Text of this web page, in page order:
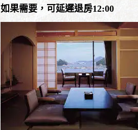
如果需要，可延遲退房12:00